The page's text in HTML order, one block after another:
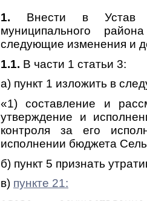
1. Внести в Устав
муниципального
следующие изменения и
1.1. В части 1 статьи 3:
а) пункт 1 изложить в
«1) составление и
утверждение и
контроля за его
исполнении бюджета
б) пункт 5 признать
в) пункте 21: